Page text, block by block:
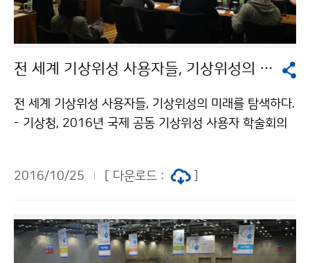
전 세계 기상위성 사용자들, 기상위성의 미래를 탐색하다.
전 세계 기상위성 사용자들, 기상위성의 미래를 탐색하다.
- 기상청, 2016년 국제 공동 기상위성 사용자 학술회의
톤호텔에서 ‘2016년 국제 공동 기상위성 사용자 학술대
천리안위성 2A호를 비롯해 기상위성 분야의 최신 기술교
류 및 다양한 활용방안을 모색하고자 마련되었습니다.
2016/10/25 [ 다운로드 :